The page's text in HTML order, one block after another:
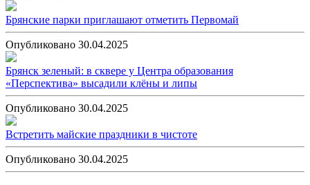
Брянские парки приглашают отметить Первомай
Опубликовано 30.04.2025
Брянск зеленый: в сквере у Центра образования
«Перспектива» высадили клёны и липы
Опубликовано 30.04.2025
Встретить майские праздники в чистоте
Опубликовано 30.04.2025